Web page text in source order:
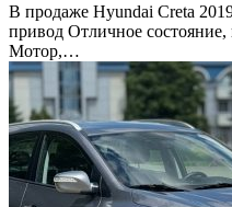
В продаже Hyundai Creta
привод Отличное состояние,
Мотор,…